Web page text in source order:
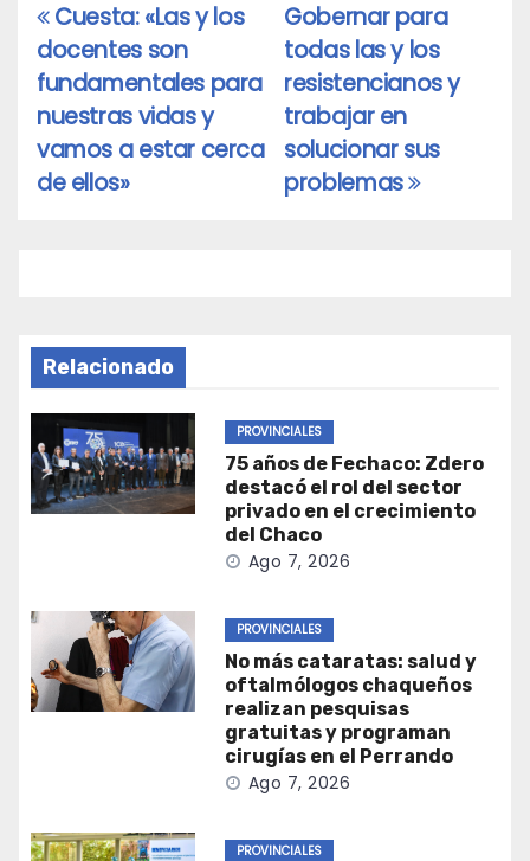
Navegación
de
entradas
Gobernar para
todas las y los
resistencianos y
trabajar en
solucionar sus
problemas
Cuesta: «Las y los
docentes son
fundamentales para
nuestras vidas y
vamos a estar cerca
de ellos»
Relacionado
PROVINCIALES
75 años de Fechaco: Zdero
destacó el rol del sector
privado en el crecimiento
del Chaco
Ago 7, 2026
PROVINCIALES
No más cataratas: salud y
oftalmólogos chaqueños
realizan pesquisas
gratuitas y programan
cirugías en el Perrando
Ago 7, 2026
PROVINCIALES